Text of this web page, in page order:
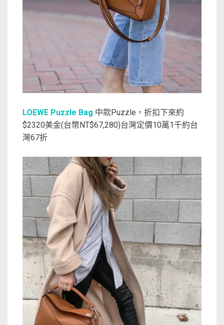
LOEWE Puzzle Bag 中款Puzzle，折扣下來約
$2320美金(台幣NT$67,280)台灣定價10萬1千約台
灣67折